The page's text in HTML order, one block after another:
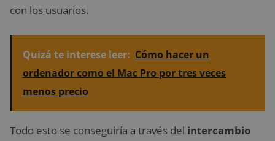
con los usuarios.
Quizá te interese leer: Cómo hacer un
ordenador como el Mac Pro por tres veces
menos precio
Todo esto se conseguiría a través del intercambio